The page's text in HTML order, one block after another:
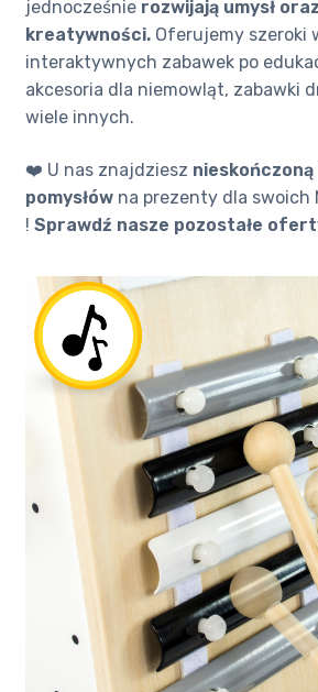
jednocześnie rozwijają umysł
kreatywności.Oferujemy szeroki
interaktywnych zabawek po
akcesoria dla niemowląt, zabawki
wiele innych.
❤️ U nas znajdziesz nieskończoną
pomysłówna prezenty dla swoich
! Sprawdź nasze pozostałe